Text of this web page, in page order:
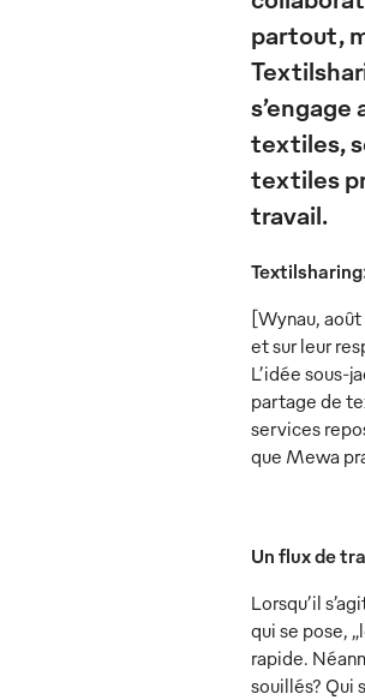
partout,
textiles,
textiles
travail.
[Wynau,
et sur leur
L’idée sous-
partage de
services
que Mewa
Un flux de
Lorsqu’il
qui se pose,
rapide.
souillés? Qui